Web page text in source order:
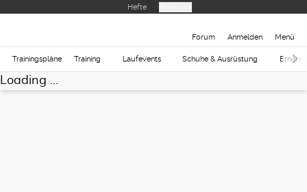
Hefte
Forum Anmelden Menü
Trainingspläne Training Laufevents Schuhe & Ausrüstung
Loading ...